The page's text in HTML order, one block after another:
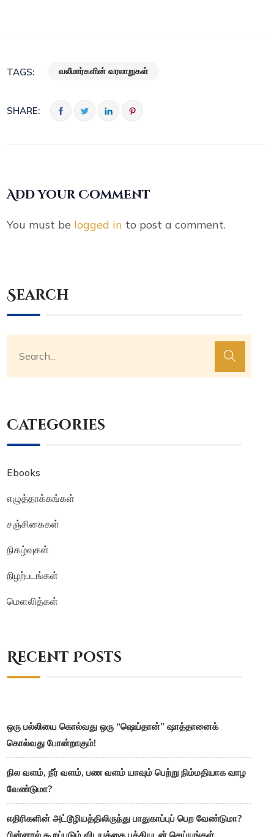
TAGS: வலீமார்களின் வரலாறுகள்
SHARE:
Add your Comment
You must be logged in to post a comment.
Search
Categories
Ebooks
எழுத்தாக்கங்கள்
சஞ்சிகைகள்
நிகழ்வுகள்
நிழற்படங்கள்
மௌலித்கள்
Recent Posts
ஒரு பல்லியை கொல்வது ஒரு “ஷெய்தான்” ஷாத்தானைக்
கொல்வது போன்றாகும்!
நில வளம், நீர் வளம், பண வளம் யாவும் பெற்று நிம்மதியாக வாழ
வேண்டுமா?
எதிரிகளின் அட்டூழியத்திலிருந்து பாதுகாப்புப் பெற வேண்டுமா?